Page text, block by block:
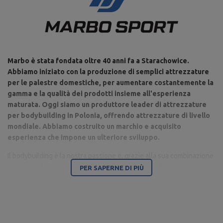
Marbo è stata fondata oltre 40 anni fa a Starachowice.
Abbiamo iniziato con la produzione di semplici attrezzature
per le palestre domestiche, per aumentare costantemente la
gamma e la qualità dei prodotti insieme all'esperienza
maturata. Oggi siamo un produttore leader di attrezzature
per bodybuilding in Polonia, offrendo attrezzature di livello
mondiale. Abbiamo costruito un marchio e acquisito
esperienza che impone un ulteriore sviluppo.
con un moderno parco macchine, siamo in grado di fornire
attrezzature di altissima qualità, realizzate con attenzione ai
PER SAPERNE DI PIÙ